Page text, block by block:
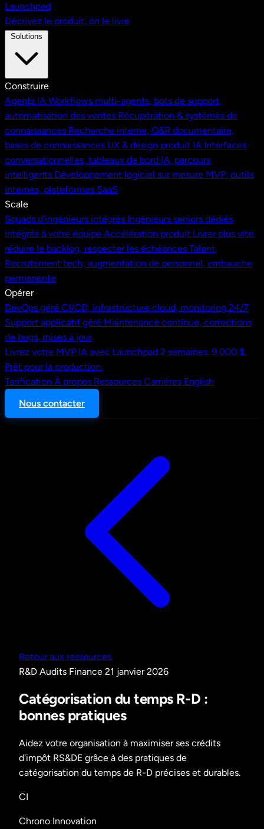
Launchpad
Décrivez le produit, on le livre
Construire
Agents IA Workflows multi-agents, bots de support,
automatisation des ventes Récupération & systèmes de
connaissances Recherche interne, Q&R documentaire,
bases de connaissances UX & design produit IA Interfaces
conversationnelles, tableaux de bord IA, parcours
intelligents Développement logiciel sur mesure MVP, outils
internes, plateformes SaaS
Scale
Squads d'ingénieurs intégrés Ingénieurs seniors dédiés
intégrés à votre équipe Accélération produit Livrer plus vite,
réduire le backlog, respecter les échéances Talent
Recrutement tech, augmentation de personnel, embauche
permanente
Opérer
DevOps géré CI/CD, infrastructure cloud, monitoring 24/7
Support applicatif géré Maintenance continue, corrections
de bugs, mises à jour
Livrez votre MVP IA avec Launchpad 2 semaines. 9 000 $.
Prêt pour la production.
Tarification À propos Ressources Carrières English
Nous contacter
Retour aux ressources
R&D Audits Finance 21 janvier 2026
Catégorisation du temps R-D :
bonnes pratiques
Aidez votre organisation à maximiser ses crédits
d'impôt RS&DE grâce à des pratiques de
catégorisation du temps de R-D précises et durables.
CI
Chrono Innovation